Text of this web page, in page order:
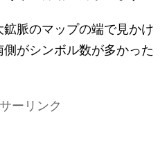
脈のマップの端で見かけ
がシンボル数が多かった
ーリンク